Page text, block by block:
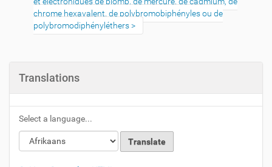
chrome hexavalent, de polybromobiphényles ou de
polybromodiphényléthers
Translations
Select a language...